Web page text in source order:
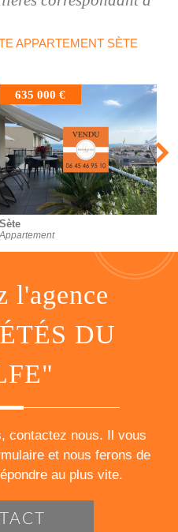
APPARTEMENT SÈTE
l'agence
DU
contactez nous. Il vous
et nous ferons de
au plus vite.